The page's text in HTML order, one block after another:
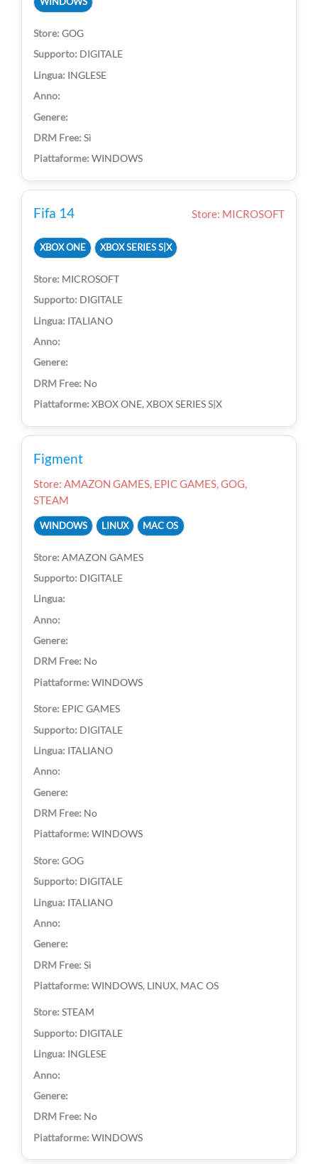
GOG
DIGITALE
INGLESE
Sì
WINDOWS
Fifa 14 Store: MICROSOFT
XBOX ONE XBOX SERIES S|X
MICROSOFT
DIGITALE
ITALIANO
No
XBOX ONE, XBOX SERIES S|X
Figment
Store: AMAZON GAMES, EPIC GAMES, GOG,
STEAM
WINDOWS LINUX MAC OS
AMAZON GAMES
DIGITALE
No
WINDOWS
EPIC GAMES
DIGITALE
ITALIANO
No
WINDOWS
GOG
DIGITALE
ITALIANO
Sì
WINDOWS, LINUX, MAC OS
STEAM
DIGITALE
INGLESE
No
WINDOWS